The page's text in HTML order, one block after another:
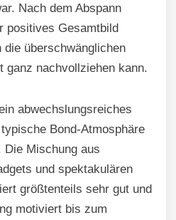
Nach dem Abspann
positives Gesamtbild
überschwänglichen
ganz nachvollziehen kann.
abwechslungsreiches
Bond-Atmosphäre
Die Mischung aus
und spektakulären
größtenteils sehr gut und
motiviert bis zum